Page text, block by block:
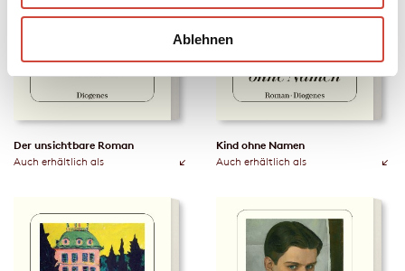
Ablehnen
Der unsichtbare Roman
Auch erhältlich als
Kind ohne Namen
Auch erhältlich als